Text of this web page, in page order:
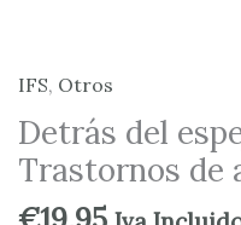
IFS, Otros
Detrás del
Trastornos de
Detrás
del
espejo.
Trabajando
los